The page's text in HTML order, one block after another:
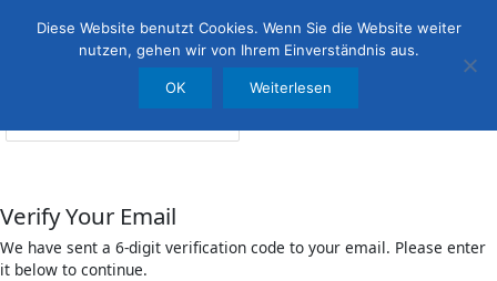
Verify Your Email
We have sent a 6-digit verification code to your email. Please enter
it below to continue.
Diese Website benutzt Cookies. Wenn Sie die Website weiter
nutzen, gehen wir von Ihrem Einverständnis aus.
OK Weiterlesen